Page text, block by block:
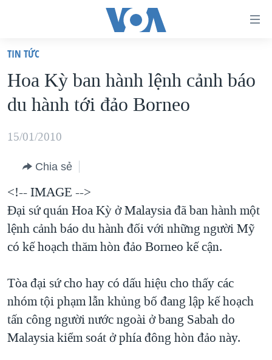
truy
cập
Tới
dung
chính
điều
hướng
chính
Đi
"Tìm"
VIỆT NAM
HOA KỲ
BIỂN ĐÔNG
BLOG
DIỄN ĐÀN
MỤC
TỰ DO BÁO CHÍ
NGƯỜI VIỆT HẢI NGOẠI
ĐỜI SỐNG
KINH TẾ
CHUYÊN ĐỀ
HÀNH TRÌNH BẦU CỬ 2024
MỘT NĂM CHIẾN TRANH TẠI DẢI GAZA
GIẢI MÃ VÀNH ĐAI & CON ĐƯỜNG
VIDEO
NGHE
MẠNG XÃ HỘI
TIN TỨC
Hoa Kỳ ban hành lệnh cảnh báo
du hành tới đảo Borneo
15/01/2010
Chia sẻ
<!-- IMAGE -->
Đại sứ quán Hoa Kỳ ở Malaysia đã ban hành một
lệnh cảnh báo du hành đối với những người Mỹ
có kế hoạch thăm hòn đảo Borneo kế cận.
Tòa đại sứ cho hay có dấu hiệu cho thấy các
nhóm tội phạm lẫn khủng bố đang lập kế hoạch
tấn công người nước ngoài ở bang Sabah do
Malaysia kiểm soát ở phía đông hòn đảo này.